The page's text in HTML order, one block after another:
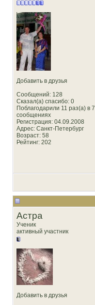
Добавить в друзья
Сообщений: 128
Сказал(а) спасибо: 0
Поблагодарили 11 раз(а) в 7
сообщениях
Регистрация: 04.09.2008
Адрес: Санкт-Петербург
Возраст: 58
Рейтинг: 202
Астра
Ученик
активный участник
Добавить в друзья